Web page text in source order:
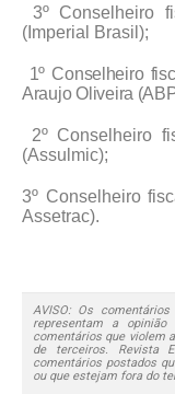
3º Conselheiro
(Imperial Brasil);
1º Conselheiro
Araujo Oliveira
2º Conselheiro
(Assulmic);
3º Conselheiro
Assetrac).
AVISO: Os
representam a
comentários que violem
de terceiros. Revista
comentários postados
ou que estejam fora do